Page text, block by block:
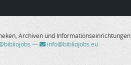
Archiven und Informationseinrichtungen
— info@bibliojobs.eu